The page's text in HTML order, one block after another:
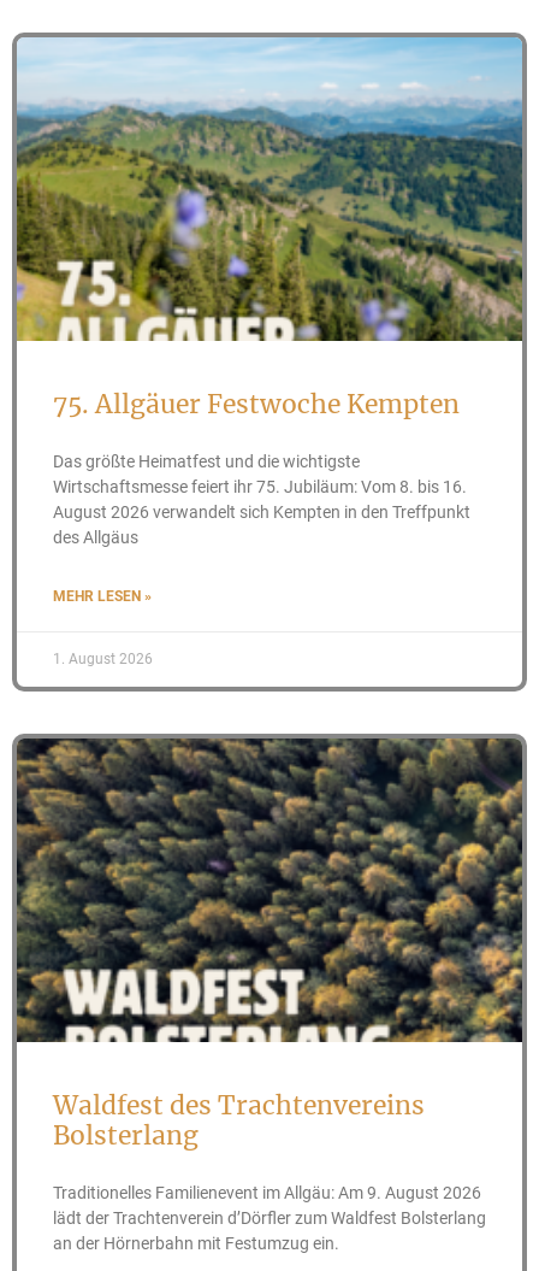
75. Allgäuer Festwoche Kempten
Das größte Heimatfest und die wichtigste
Wirtschaftsmesse feiert ihr 75. Jubiläum: Vom 8. bis 16.
August 2026 verwandelt sich Kempten in den Treffpunkt
des Allgäus
MEHR LESEN »
1. August 2026
Waldfest des Trachtenvereins
Bolsterlang
Traditionelles Familienevent im Allgäu: Am 9. August 2026
lädt der Trachtenverein d’Dörfler zum Waldfest Bolsterlang
an der Hörnerbahn mit Festumzug ein.